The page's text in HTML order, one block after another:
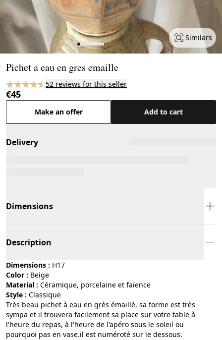
Similars
Pichet a eau en gres emaille
52 reviews for this seller
€45
Make an offer Add to cart
Delivery
Dimensions
Description
Dimensions : H17
Color :
beige
Material :
céramique, porcelaine et faïence
Style :
classique
Très beau pichet à eau en grès émaillé, sa forme est très
sympa et il trouvera facilement sa place sur votre table à
l'heure du repas, à l'heure de l'apéro sous le soleil ou
pourquoi pas en vase.il est numéroté sur le dessous.